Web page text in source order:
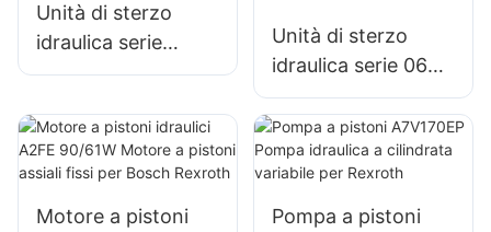
Unità di sterzo
idraulica serie
HKUS per M+S
Unità di sterzo
idraulica serie 060
con tutte le
funzioni della
valvola combinate
Motore a pistoni
Pompa a pistoni